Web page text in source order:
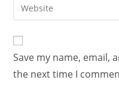
Save my name, email,
the next time I